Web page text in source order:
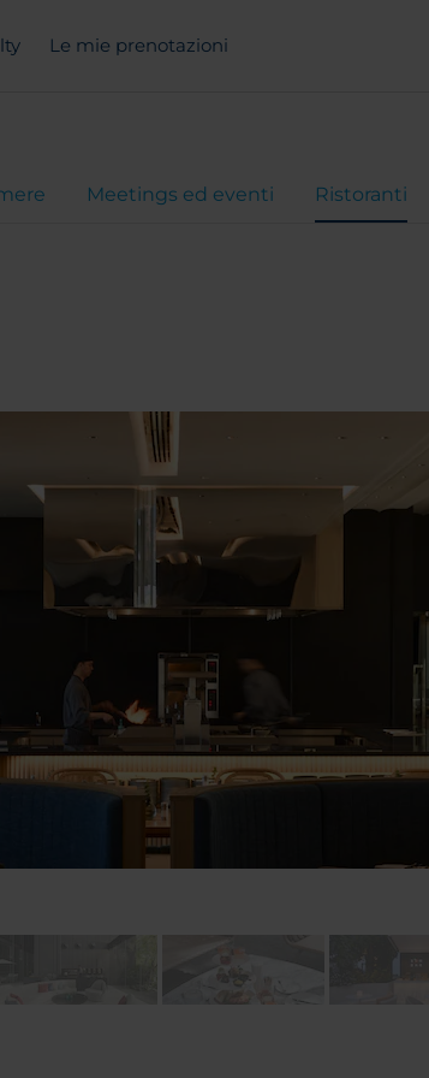
Le mie prenotazioni
Meetings ed eventi Ristoranti